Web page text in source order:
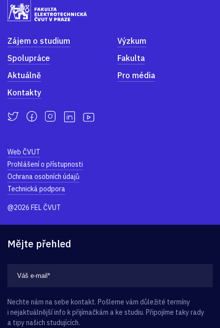
Zájem o studium
Výzkum
Spolupráce
Fakulta
Aktuálně
Pro média
Kontakty
Web ČVUT
Prohlášení o přístupnosti
Ochrana osobních údajů
Technická podpora
@2026 FEL ČVUT
Mějte přehled
Nechte nám na sebe kontakt. Pošleme vám důležité termíny
i nejaktuálnější info k přijímačkám a ke studiu. Připojíme taky rady
a tipy našich studujících.